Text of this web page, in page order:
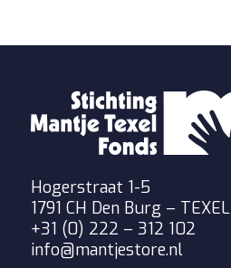
Hogerstraat 1-5
1791 CH Den Burg – TEXEL
+31 (0) 222 – 312 102
info@mantjestore.nl